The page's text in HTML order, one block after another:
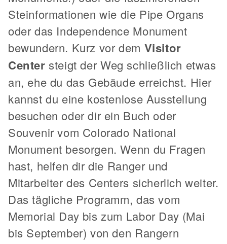
Steinformationen wie die Pipe Organs
oder das Independence Monument
bewundern. Kurz vor dem Visitor
Center steigt der Weg schließlich etwas
an, ehe du das Gebäude erreichst. Hier
kannst du eine kostenlose Ausstellung
besuchen oder dir ein Buch oder
Souvenir vom Colorado National
Monument besorgen. Wenn du Fragen
hast, helfen dir die Ranger und
Mitarbeiter des Centers sicherlich weiter.
Das tägliche Programm, das vom
Memorial Day bis zum Labor Day (Mai
bis September) von den Rangern